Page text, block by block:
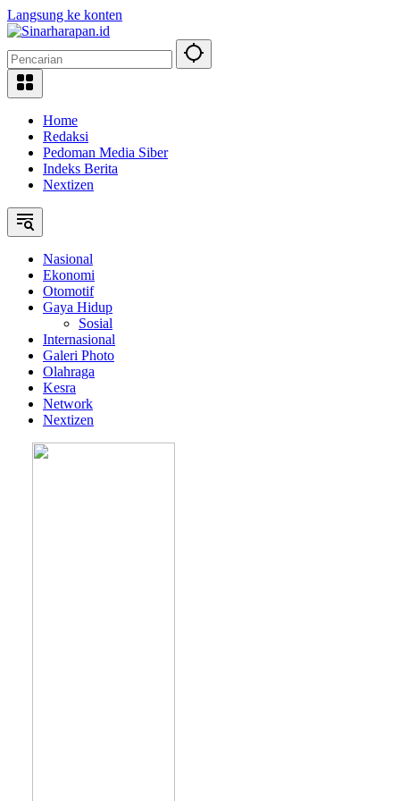
Langsung ke konten
Home
Redaksi
Pedoman Media Siber
Indeks Berita
Nextizen
Nasional
Ekonomi
Otomotif
Gaya Hidup
Sosial
Internasional
Galeri Photo
Olahraga
Kesra
Network
Nextizen